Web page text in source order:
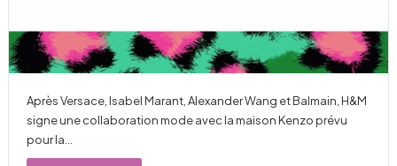
Après Versace, Isabel Marant, Alexander Wang et Balmain, H&M
signe une collaboration mode avec la maison Kenzo prévu
pour la…